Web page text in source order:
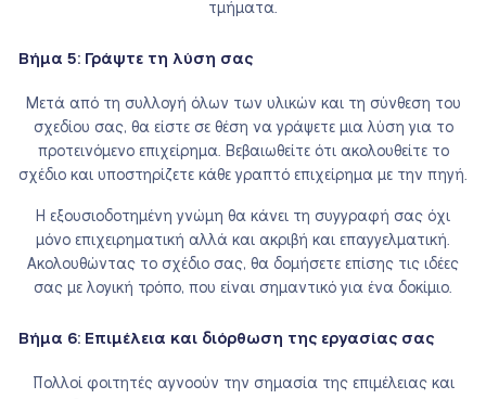
τμήματα.
Βήμα 5: Γράψτε τη λύση σας
Μετά από τη συλλογή όλων των υλικών και τη σύνθεση του
σχεδίου σας, θα είστε σε θέση να γράψετε μια λύση για το
προτεινόμενο επιχείρημα. Βεβαιωθείτε ότι ακολουθείτε το
σχέδιο και υποστηρίζετε κάθε γραπτό επιχείρημα με την πηγή.
Η εξουσιοδοτημένη γνώμη θα κάνει τη συγγραφή σας όχι
μόνο επιχειρηματική αλλά και ακριβή και επαγγελματική.
Ακολουθώντας το σχέδιο σας, θα δομήσετε επίσης τις ιδέες
σας με λογική τρόπο, που είναι σημαντικό για ένα δοκίμιο.
Βήμα 6: Επιμέλεια και διόρθωση της εργασίας σας
Πολλοί φοιτητές αγνοούν την σημασία της επιμέλειας και